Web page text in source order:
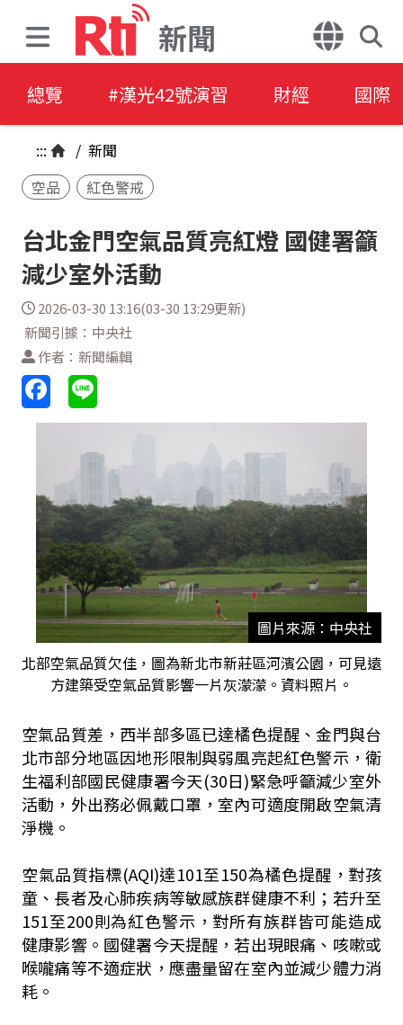
新聞
總覽 #漢光42號演習 財經 國際
::: / 新聞
空品
紅色警戒
台北金門空氣品質亮紅燈 國健署籲
減少室外活動
2026-03-30 13:16(03-30 13:29更新)
新聞引據：中央社
作者：新聞編輯
圖片來源：中央社
北部空氣品質欠佳，圖為新北市新莊區河濱公園，可見遠
方建築受空氣品質影響一片灰濛濛。資料照片。
空氣品質差，西半部多區已達橘色提醒、金門與台
北市部分地區因地形限制與弱風亮起紅色警示，衛
生福利部國民健康署今天(30日)緊急呼籲減少室外
活動，外出務必佩戴口罩，室內可適度開啟空氣清
淨機。
空氣品質指標(AQI)達101至150為橘色提醒，對孩
童、長者及心肺疾病等敏感族群健康不利；若升至
151至200則為紅色警示，對所有族群皆可能造成
健康影響。國健署今天提醒，若出現眼痛、咳嗽或
喉嚨痛等不適症狀，應盡量留在室內並減少體力消
耗。